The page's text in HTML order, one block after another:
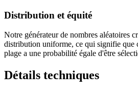
Distribution et équité
Notre générateur de nombres aléatoires
distribution uniforme, ce qui signifie que
plage a une probabilité égale d'être
Détails techniques